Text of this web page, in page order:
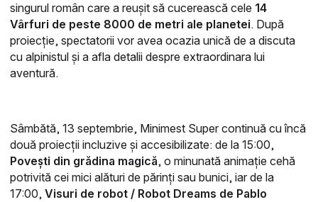
singurul român care a reușit să cucerească cele 14
Vârfuri de peste 8000 de metri ale planetei. După
proiecție, spectatorii vor avea ocazia unică de a discuta
cu alpinistul și a afla detalii despre extraordinara lui
aventură.
Sâmbătă, 13 septembrie, Minimest Super continuă cu încă
două proiecții incluzive și accesibilizate: de la 15:00,
Povești din grădina magică, o minunată animație cehă
potrivită cei mici alături de părinți sau bunici, iar de la
17:00, Visuri de robot / Robot Dreams de Pablo